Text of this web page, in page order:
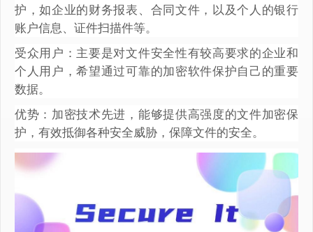
护，如企业的财务报表、合同文件，以及个人的银行
账户信息、证件扫描件等。
受众用户：主要是对文件安全性有较高要求的企业和
个人用户，希望通过可靠的加密软件保护自己的重要
数据。
优势：加密技术先进，能够提供高强度的文件加密保
护，有效抵御各种安全威胁，保障文件的安全。